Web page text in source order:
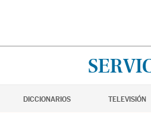
DICCIONARIOS TELEVISIÓN